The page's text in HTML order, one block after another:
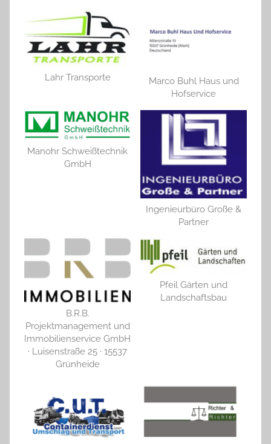
Lahr Transporte
Marco Buhl Haus und
Hofservice
Manohr Schweißtechnik
GmbH
Ingenieurbüro Große &
Partner
B.R.B.
Projektmanagement und
Immobilienservice GmbH
· Luisenstraße 25 · 15537
Grünheide
Pfeil Gärten und
Landschaftsbau